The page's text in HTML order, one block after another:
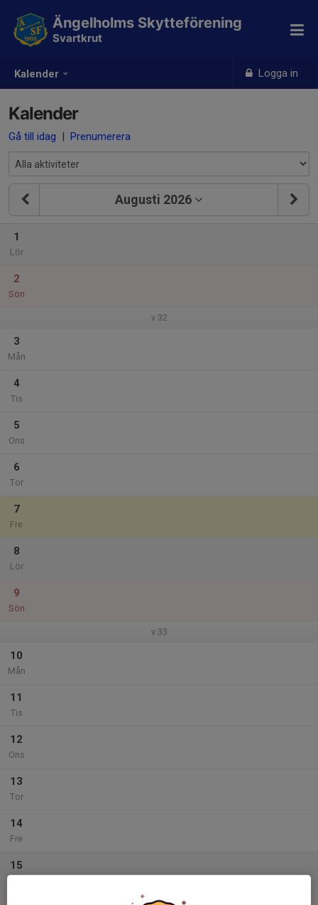
Kalender Logga in
Ängelholms Skytteförening
Svartkrut
Kalender
Gå till idag | Prenumerera
Augusti 2026
1
Lör
2
Sön
v.32
3
Mån
4
Tis
5
Ons
6
Tor
7
Fre
8
Lör
9
Sön
v.33
10
Mån
11
Tis
12
Ons
13
Tor
14
Fre
15